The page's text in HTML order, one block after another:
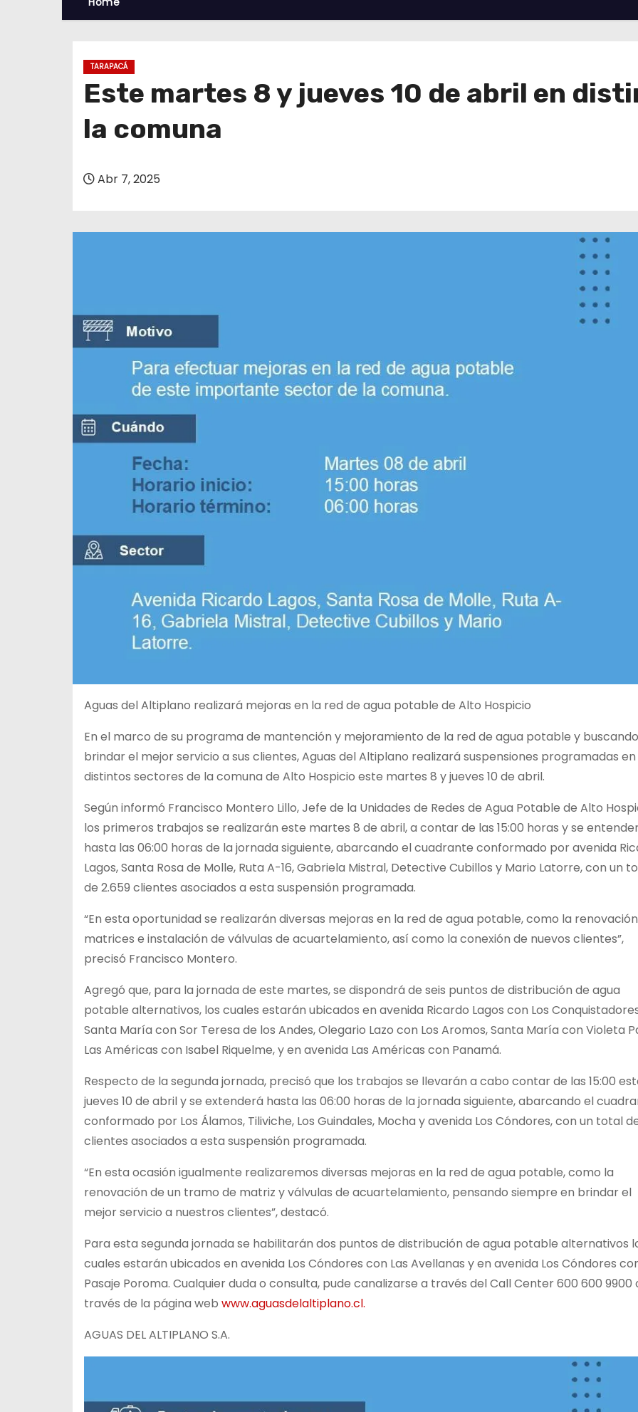
TARAPACÁ
Este martes 8 y jueves 10 de abril en
la comuna
Abr 7, 2025
Aguas del Altiplano realizará mejoras en la red de agua potable de Alto Hospicio
En el marco de su programa de mantención y mejoramiento de la red de agua potable y buscando
brindar el mejor servicio a sus clientes, Aguas del Altiplano realizará suspensiones programadas en
distintos sectores de la comuna de Alto Hospicio este martes 8 y jueves 10 de abril.
Según informó Francisco Montero Lillo, Jefe de la Unidades de Redes de Agua Potable de Alto
los primeros trabajos se realizarán este martes 8 de abril, a contar de las 15:00 horas y se
hasta las 06:00 horas de la jornada siguiente, abarcando el cuadrante conformado por avenida
Lagos, Santa Rosa de Molle, Ruta A-16, Gabriela Mistral, Detective Cubillos y Mario Latorre, con un
de 2.659 clientes asociados a esta suspensión programada.
“En esta oportunidad se realizarán diversas mejoras en la red de agua potable, como la
matrices e instalación de válvulas de acuartelamiento, así como la conexión de nuevos clientes”,
precisó Francisco Montero.
Agregó que, para la jornada de este martes, se dispondrá de seis puntos de distribución de agua
potable alternativos, los cuales estarán ubicados en avenida Ricardo Lagos con Los
Santa María con Sor Teresa de los Andes, Olegario Lazo con Los Aromos, Santa María con Violeta
Las Américas con Isabel Riquelme, y en avenida Las Américas con Panamá.
Respecto de la segunda jornada, precisó que los trabajos se llevarán a cabo contar de las 15:00
jueves 10 de abril y se extenderá hasta las 06:00 horas de la jornada siguiente, abarcando el
conformado por Los Álamos, Tiliviche, Los Guindales, Mocha y avenida Los Cóndores, con un total
clientes asociados a esta suspensión programada.
“En esta ocasión igualmente realizaremos diversas mejoras en la red de agua potable, como la
renovación de un tramo de matriz y válvulas de acuartelamiento, pensando siempre en brindar el
mejor servicio a nuestros clientes”, destacó.
Para esta segunda jornada se habilitarán dos puntos de distribución de agua potable alternativos
cuales estarán ubicados en avenida Los Cóndores con Las Avellanas y en avenida Los Cóndores
Pasaje Poroma. Cualquier duda o consulta, pude canalizarse a través del Call Center 600 600 9900
través de la página web www.aguasdelaltiplano.cl.
AGUAS DEL ALTIPLANO S.A.